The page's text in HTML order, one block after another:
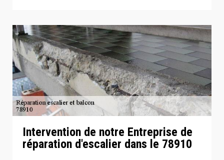
Intervention de notre Entreprise de
réparation d'escalier dans le 78910